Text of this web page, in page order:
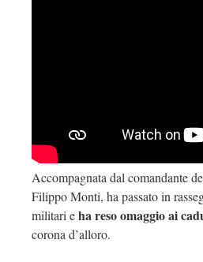
Accompagnata dal comandante
Filippo Monti, ha passato in
militari eha reso omaggio ai
corona d’alloro.